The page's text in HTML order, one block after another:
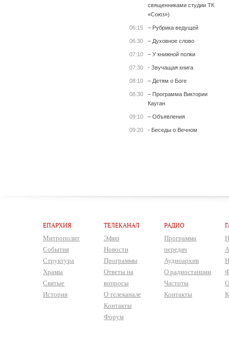
священниками студии ТК
«Союз»)
06:15 – Рубрика ведущей
06:30 – Духовное слово
07:10 – У книжной полки
07:30 - Звучащая книга
08:10 – Детям о Боге
08:30
– Программа Виктории
Кауган
09:10 – Объявления
09:20 - Беседы о Вечном
ЕПАРХИЯ
Митрополит
События
Структура
Храмы
Святые
История
ТЕЛЕКАНАЛ
Эфир
Новости
Программы
Ответы на
вопросы
О телеканале
Контакты
Форум
РАДИО
Программа
передач
Аудиоархив
О радиостанции
Частоты
Контакты